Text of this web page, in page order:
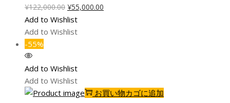
¥122,000.00 元
の
価
¥122,000.00
で
し
¥55,000.00
で
Add to Wishlist
Add to Wishlist
-55%
Add to Wishlist
Add to Wishlist
お買い物カゴに追加